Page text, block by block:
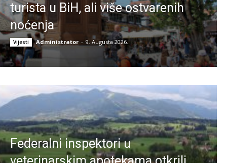
turista u BiH, ali više ostvarenih
noćenja
Vijesti Administrator - 9. Augusta 2026.
Federalni inspektori u